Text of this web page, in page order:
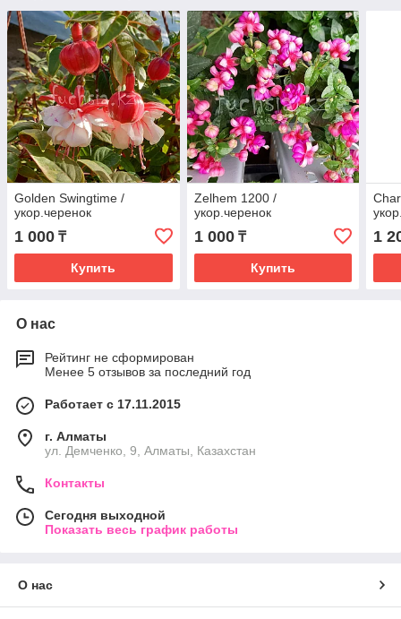
Golden Swingtime /
укор.черенок
1 000 ₸
Купить
Zelhem 1200 /
укор.черенок
1 000₸
Купить
1
О нас
Рейтинг не сформирован
Менее 5 отзывов за последний год
Работает с 17.11.2015
г. Алматы
ул. Демченко, 9, Алматы, Казахстан
Контакты
Сегодня выходной
Показать весь график работы
О нас